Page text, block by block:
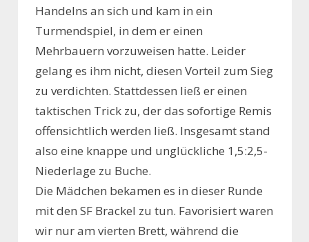
Handelns an sich und kam in ein
Turmendspiel, in dem er einen
Mehrbauern vorzuweisen hatte. Leider
gelang es ihm nicht, diesen Vorteil zum Sieg
zu verdichten. Stattdessen ließ er einen
taktischen Trick zu, der das sofortige Remis
offensichtlich werden ließ. Insgesamt stand
also eine knappe und unglückliche 1,5:2,5-
Niederlage zu Buche.
Die Mädchen bekamen es in dieser Runde
mit den SF Brackel zu tun. Favorisiert waren
wir nur am vierten Brett, während die